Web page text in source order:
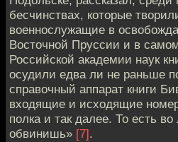
бесчинствах, которые
военнослужащие в
Восточной Пруссии и в
Российской академии наук
осудили едва ли не раньше
справочный аппарат книги
входящие и исходящие
полка и так далее. То есть
обвинишь» [7].